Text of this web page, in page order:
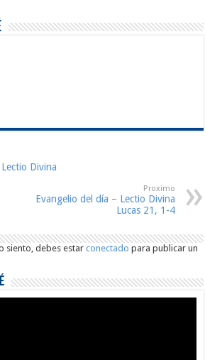
Divina
Proximo
Evangelio del día – Lectio Divina
Lucas 21, 1-4
siento, debes estarconectado para publicar un